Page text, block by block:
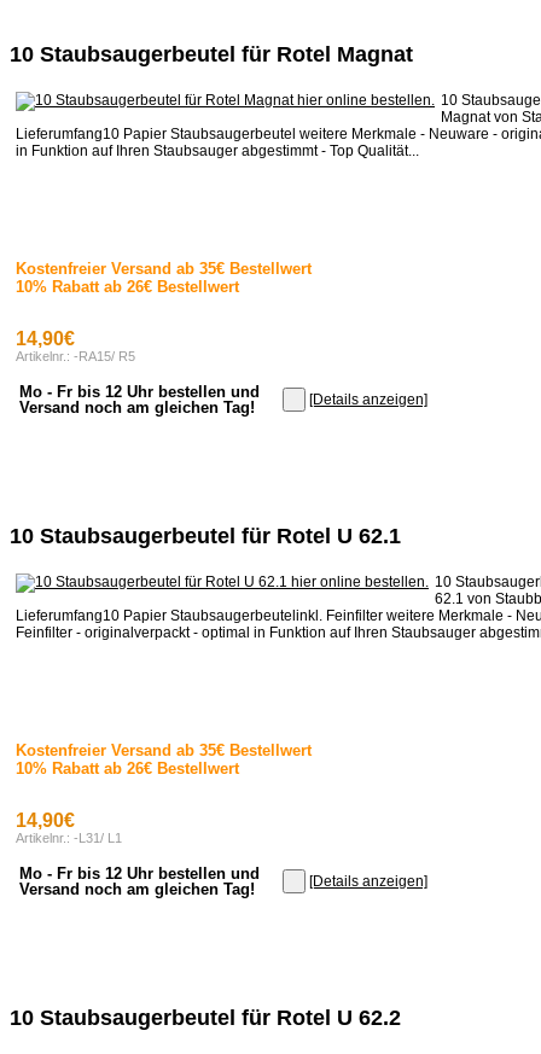
10 Staubsaugerbeutel für Rotel Magnat
10
Magnat von
Lieferumfang10 Papier Staubsaugerbeutel weitere Merkmale - Neuware -
in Funktion auf Ihren Staubsauger abgestimmt - Top Qualität...
Kostenfreier Versand ab 35€ Bestellwert
10% Rabatt ab 26€ Bestellwert
14,90€
Artikelnr.: -RA15/ R5
Mo - Fr bis 12 Uhr bestellen und
Versand noch am gleichen Tag!
[Details anzeigen]
10 Staubsaugerbeutel für Rotel U 62.1
10
62.1 von
Lieferumfang10 Papier Staubsaugerbeutelinkl. Feinfilter weitere Merkmale -
Feinfilter - originalverpackt - optimal in Funktion auf Ihren Staubsauger
Kostenfreier Versand ab 35€ Bestellwert
10% Rabatt ab 26€ Bestellwert
14,90€
Artikelnr.: -L31/ L1
Mo - Fr bis 12 Uhr bestellen und
Versand noch am gleichen Tag!
[Details anzeigen]
10 Staubsaugerbeutel für Rotel U 62.2